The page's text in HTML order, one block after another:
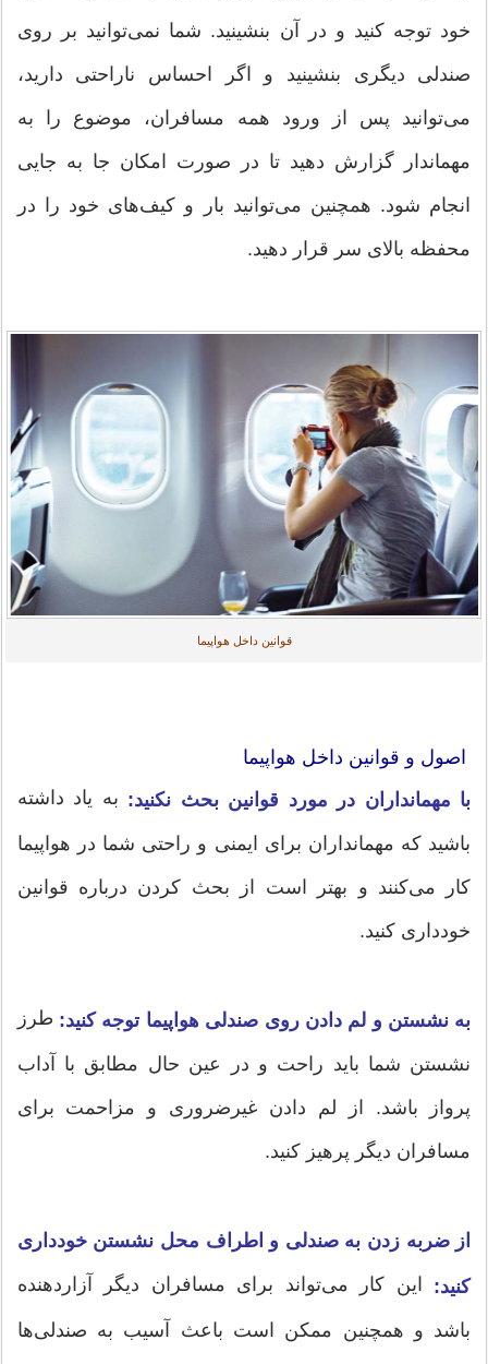
خود توجه کنید و در آن بنشینید. شما نمی‌توانید بر روی
صندلی دیگری بنشینید و اگر احساس ناراحتی دارید،
می‌توانید پس از ورود همه مسافران، موضوع را به
مهماندار گزارش دهید تا در صورت امکان جا به جایی
انجام شود. همچنین می‌توانید بار و کیف‌های خود را در
محفظه بالای سر قرار دهید.
قوانین داخل هواپیما
اصول و قوانین داخل هواپیما
با مهمانداران در مورد قوانین بحث نکنید: به یاد داشته
باشید که مهمانداران برای ایمنی و راحتی شما در هواپیما
کار می‌کنند و بهتر است از بحث کردن درباره قوانین
خودداری کنید.
به نشستن و لم دادن روی صندلی هواپیما توجه کنید: طرز
نشستن شما باید راحت و در عین حال مطابق با آداب
پرواز باشد. از لم دادن غیرضروری و مزاحمت برای
مسافران دیگر پرهیز کنید.
از ضربه زدن به صندلی و اطراف محل نشستن خودداری
کنید: این کار می‌تواند برای مسافران دیگر آزاردهنده
باشد و همچنین ممکن است باعث آسیب به صندلی‌ها